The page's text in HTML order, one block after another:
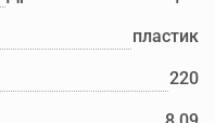
пластик
220